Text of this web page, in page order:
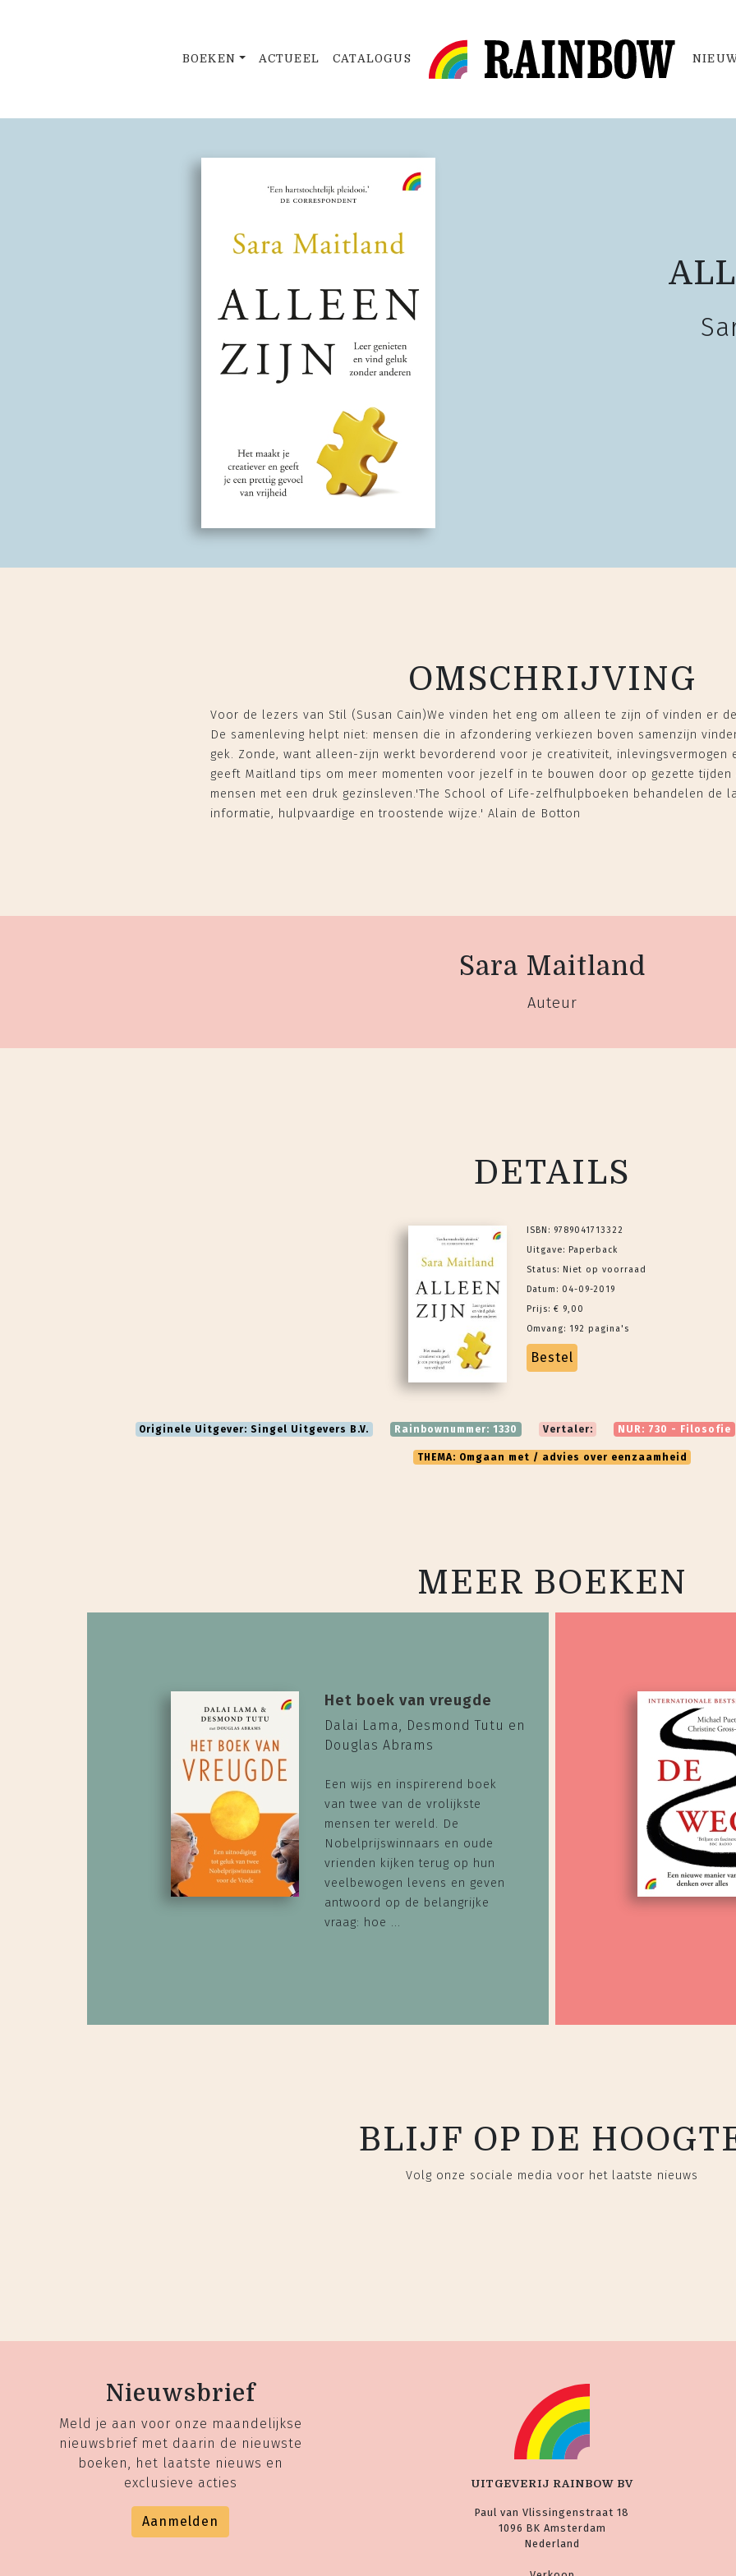
BOEKEN ACTUEEL CATALOGUS
OMSCHRIJVING
Voor de lezers van Stil (Susan Cain)We vinden het eng om alleen te zijn of vinden er
De samenleving helpt niet: mensen die in afzondering verkiezen boven samenzijn
gek. Zonde, want alleen-zijn werkt bevorderend voor je creativiteit, inlevingsvermogen
geeft Maitland tips om meer momenten voor jezelf in te bouwen door op gezette
mensen met een druk gezinsleven.'The School of Life-zelfhulpboeken behandelen de
informatie, hulpvaardige en troostende wijze.' Alain de Botton
Sara Maitland
Auteur
DETAILS
ISBN: 9789041713322
Uitgave: Paperback
Status: Niet op voorraad
Datum: 04-09-2019
Prijs: € 9,00
Omvang: 192 pagina's
Bestel
Originele Uitgever: Singel Uitgevers B.V. Rainbownummer: 1330 Vertaler: NUR: 730 - Filosofie
THEMA: Omgaan met / advies over eenzaamheid
MEER BOEKEN
Het boek van vreugde
Dalai Lama, Desmond Tutu en
Douglas Abrams
Een wijs en inspirerend boek
van twee van de vrolijkste
mensen ter wereld. De
Nobelprijswinnaars en oude
vrienden kijken terug op hun
veelbewogen levens en geven
antwoord op de belangrijke
vraag: hoe ...
BLIJF OP DE
Volg onze sociale media voor het laatste nieuws
Nieuwsbrief
Meld je aan voor onze maandelijkse
nieuwsbrief met daarin de nieuwste
boeken, het laatste nieuws en
exclusieve acties
Aanmelden
UITGEVERIJ RAINBOW BV
Paul van Vlissingenstraat 18
1096 BK Amsterdam
Nederland